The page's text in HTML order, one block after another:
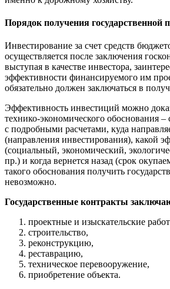
Порядок получения государственной
Инвестирование за счет средств
осуществляется после заключения
выступая в качестве инвестора,
эффективности финансируемого им
обязательно должен заключаться в
Эффективность инвестиций можно
технико-экономического обоснования –
с подробными расчетами, куда
(направления инвестирования), какой
(социальный, экономический,
пр.) и когда вернется назад (срок
такого обоснования получить
невозможно.
Государственные контракты
проектные и изыскательские
строительство,
реконструкцию,
реставрацию,
техническое перевооружение,
приобретение объекта.